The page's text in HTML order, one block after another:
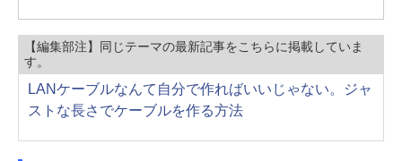
【編集部注】同じテーマの最新記事をこちらに掲載していま
す。
LANケーブルなんて自分で作ればいいじゃない。ジャ
ストな長さでケーブルを作る方法